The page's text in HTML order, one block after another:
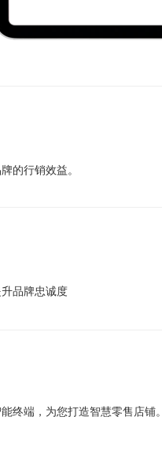
的行销效益。
品牌忠诚度
终端，为您打造智慧零售店铺。